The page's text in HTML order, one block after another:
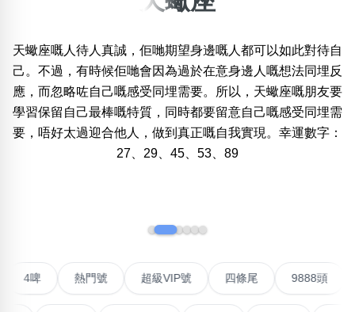
位置:
一 三 四 五 六 七 八 九 十
清除全部分類
搜尋
無7無8無9
清除全部分類
搜尋
天蠍座嘅人待人真誠，佢哋期望身邊嘅人都可以如此對待自
己。不過，有時候佢哋會因為過於在意身邊人嘅想法同埋反
應，而忽略咗自己嘅感受同埋需要。所以，天蠍座嘅朋友要
學習保留自己最棒嘅特質，同時都要留意自己嘅感受同埋需
要，唔好太過迎合他人，做到真正嘅自我實現。幸運數字：
27、29、45、53、89
熱門號 超級VIP號 四條尾 9888